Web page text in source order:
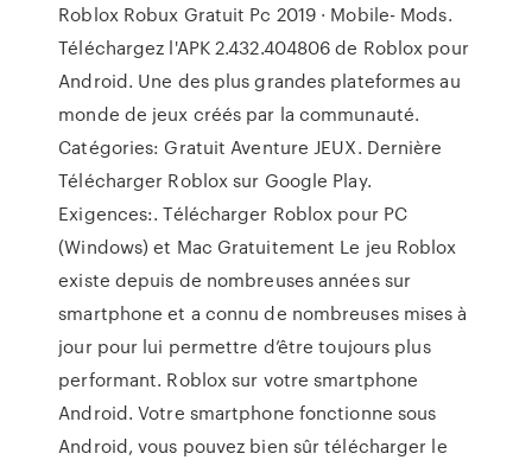
Roblox Robux Gratuit Pc 2019 · Mobile- Mods.
Téléchargez l'APK 2.432.404806 de Roblox pour
Android. Une des plus grandes plateformes au
monde de jeux créés par la communauté.
Catégories: Gratuit Aventure JEUX. Dernière
Télécharger Roblox sur Google Play.
Exigences:. Télécharger Roblox pour PC
(Windows) et Mac Gratuitement Le jeu Roblox
existe depuis de nombreuses années sur
smartphone et a connu de nombreuses mises à
jour pour lui permettre d’être toujours plus
performant. Roblox sur votre smartphone
Android. Votre smartphone fonctionne sous
Android, vous pouvez bien sûr télécharger le